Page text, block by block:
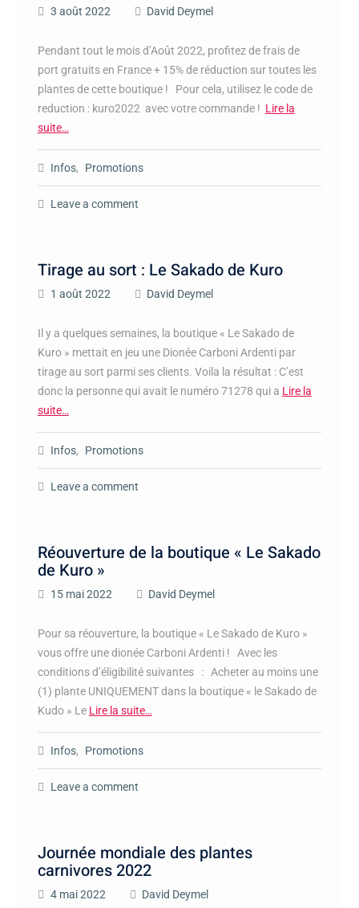
3 août 2022 David Deymel
Pendant tout le mois d’Août 2022, profitez de frais de
port gratuits en France + 15% de réduction sur toutes les
plantes de cette boutique ! Pour cela, utilisez le code de
reduction : kuro2022 avec votre commande ! Lire la
suite…
Infos, Promotions
Leave a comment
Tirage au sort : Le Sakado de Kuro
1 août 2022 David Deymel
Il y a quelques semaines, la boutique « Le Sakado de
Kuro » mettait en jeu une Dionée Carboni Ardenti par
tirage au sort parmi ses clients. Voila la résultat : C’est
donc la personne qui avait le numéro 71278 qui a Lire la
suite…
Infos, Promotions
Leave a comment
Réouverture de la boutique « Le Sakado
de Kuro »
15 mai 2022 David Deymel
Pour sa réouverture, la boutique « Le Sakado de Kuro »
vous offre une dionée Carboni Ardenti ! Avec les
conditions d’éligibilité suivantes : Acheter au moins une
(1) plante UNIQUEMENT dans la boutique « le Sakado de
Kudo » Le Lire la suite…
Infos, Promotions
Leave a comment
Journée mondiale des plantes
carnivores 2022
4 mai 2022 David Deymel